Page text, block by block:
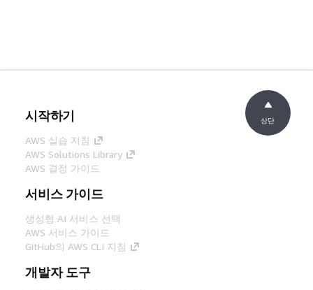
시작하기
AWS 실습 지침
AWS Solutions Library
AWS 결정 가이드
서비스 가이드
생성형 AI 서비스 선택
AWS 서비스 가이드
GitHub의 AWS CLI 지침
개발자 도구
상단